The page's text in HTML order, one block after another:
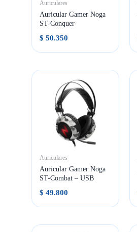
Auriculares
Auricular Gamer Noga
ST-Conquer
$ 50.350
Auriculares
Auricular Gamer Noga
ST-Combat – USB
$ 49.800